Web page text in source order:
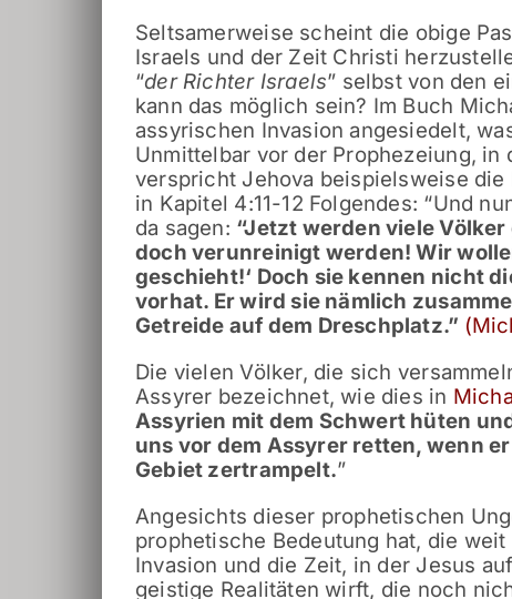
Seltsamerweise scheint die obige
Israels und der Zeit Christi
“der Richter Israels” selbst von den
kann das möglich sein? Im Buch
assyrischen Invasion angesiedelt,
Unmittelbar vor der Prophezeiung,
verspricht Jehova beispielsweise
in Kapitel 4:11-12 Folgendes: “Und
da sagen: “Jetzt werden viele
doch verunreinigt werden! Wir
geschieht!‘ Doch sie kennen nicht
vorhat. Er wird sie nämlich
Getreide auf dem Dreschplatz.”
Die vielen Völker, die sich
Assyrer bezeichnet, wie dies in
Assyrien mit dem Schwert hüten
uns vor dem Assyrer retten, wenn
Gebiet zertrampelt.”
Angesichts dieser prophetischen
prophetische Bedeutung hat, die
Invasion und die Zeit, in der Jesus
geistige Realitäten wirft, die noch